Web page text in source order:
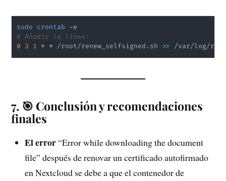
sudo crontab
# Añadir la línea:
0
3 1 * * /root/renew_selfsigned.sh >> /var/log/
7. 🎯 Conclusión y recomendaciones
finales
El error“Error while downloading the document
file” después de renovar un certificado autofirmado
en Nextcloud se debe a que el contenedor de